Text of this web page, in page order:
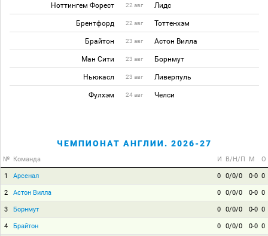
Ноттингем Форест 22 авг Лидс
Брентфорд 22 авг Тоттенхэм
Брайтон 23 авг Астон Вилла
Ман Сити 23 авг Борнмут
Ньюкасл 23 авг Ливерпуль
Фулхэм 24 авг Челси
ЧЕМПИОНАТ АНГЛИИ. 2026-27
№ Команда И В/Н/П М О
1 Арсенал 0 0/0/0 0-0 0
2 Астон Вилла 0 0/0/0 0-0 0
3 Борнмут 0 0/0/0 0-0 0
4 Брайтон 0 0/0/0 0-0 0